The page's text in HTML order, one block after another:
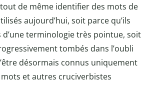
de même identifier des mots de
aujourd’hui, soit parce qu’ils
terminologie très pointue, soit
tombés dans l’oubli
désormais connus uniquement
et autres cruciverbistes